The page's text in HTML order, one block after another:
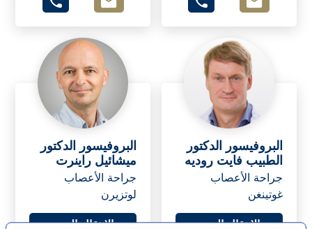
البروفيسور الدكتور
ميشائيل راينرت
جراحة الأعصاب
لوتزيرن
الانتقال إلى
البروفيسور الدكتور
الطبيب فايت روديه
جراحة الأعصاب
غوتينغن
الانتقال إلى